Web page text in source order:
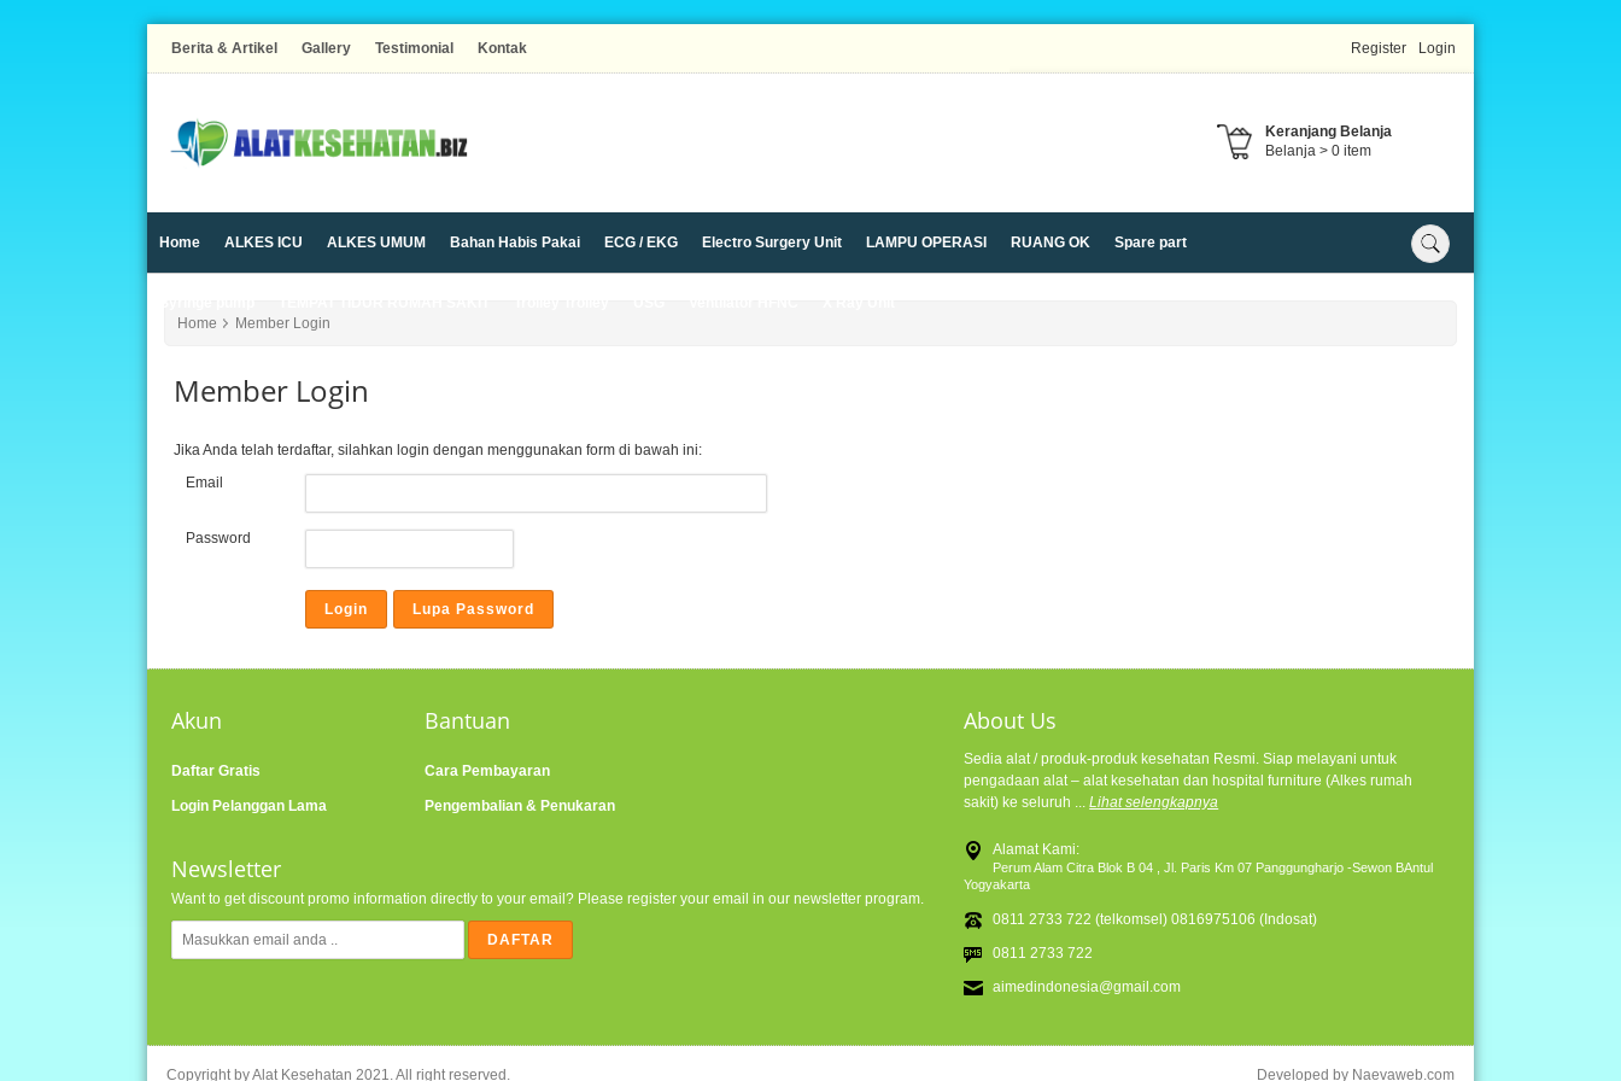
Berita & Artikel Gallery Testimonial Kontak Login
Register
Keranjang Belanja
Belanja > 0 item
Home ALKES ICU ALKES UMUM Bahan Habis Pakai ECG / EKG Electro Surgery Unit LAMPU OPERASI RUANG OK Spare part
Home
Member Login
Member Login
Jika Anda telah terdaftar, silahkan login dengan menggunakan form di bawah ini:
Email
Password
About Us
Sedia alat / produk-produk kesehatan Resmi. Siap melayani untuk
pengadaan alat – alat kesehatan dan hospital furniture (Alkes rumah
sakit) ke seluruh ...Lihat selengkapnya
Alamat Kami:
Perum Alam Citra Blok B 04 , Jl. Paris Km 07 Panggungharjo -Sewon BAntul
Yogyakarta
0811 2733 722 (telkomsel) 0816975106 (Indosat)
0811 2733 722
aimedindonesia@gmail.com
Akun
Daftar Gratis
Login Pelanggan Lama
Bantuan
Cara Pembayaran
Pengembalian & Penukaran
Newsletter
Want to get discount promo information directly to your email? Please register your email in our newsletter program.
Copyright byAlat Kesehatan 2021. All right reserved. Developed by Naevaweb.com